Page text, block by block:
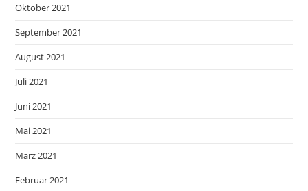
Oktober 2021
September 2021
August 2021
Juli 2021
Juni 2021
Mai 2021
März 2021
Februar 2021